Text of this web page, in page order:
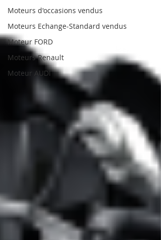
Moteurs d'occasions vendus
Moteurs Echange-Standard vendus
Moteur FORD
Moteurs Renault
Moteur AUDI